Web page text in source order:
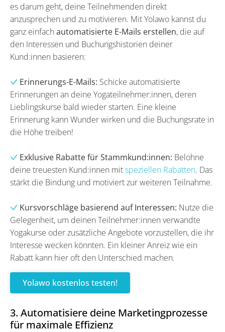
es darum geht, deine Teilnehmenden direkt
anzusprechen und zu motivieren. Mit Yolawo kannst du
ganz einfach automatisierte E-Mails erstellen, die auf
den Interessen und Buchungshistorien deiner
Kund:innen basieren:
Erinnerungs-E-Mails: Schicke automatisierte
Erinnerungen an deine Yogateilnehmer:innen, deren
Lieblingskurse bald wieder starten. Eine kleine
Erinnerung kann Wunder wirken und die Buchungsrate in
die Höhe treiben!
Exklusive Rabatte für Stammkund:innen: Belohne
deine treuesten Kund:innen mitspeziellen Rabatten. Das
stärkt die Bindung und motiviert zur weiteren Teilnahme.
Kursvorschläge basierend auf Interessen: Nutze die
Gelegenheit, um deinen Teilnehmer:innen verwandte
Yogakurse oder zusätzliche Angebote vorzustellen, die ihr
Interesse wecken könnten. Ein kleiner Anreiz wie ein
Rabatt kann hier oft den Unterschied machen.
Yolawo kostenlos testen!
3. Automatisiere deine Marketingprozesse
für maximale Effizienz